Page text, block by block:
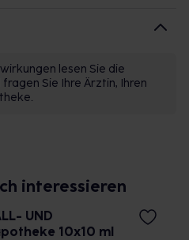
lesen Sie die
Sie Ihre Ärztin, Ihren
interessieren
UND
10x10 ml